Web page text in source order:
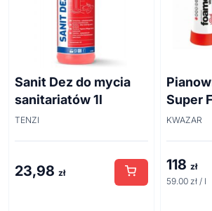
Sanit Dez do mycia
sanitariatów 1l
TENZI
23,98 zł
Super
acid
KWAZAR
118 zł
59.00 zł / l